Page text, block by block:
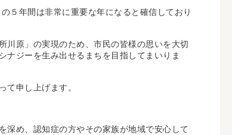
５年間は非常に重要な年になると確信しており
原」の実現のため、市民の皆様の思いを大切
ナジーを生み出せるまちを目指してまいりま
申し上げます。
め、認知症の方やその家族が地域で安心して